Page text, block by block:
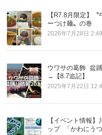
【R7.8月限定】
ーつけ麺〟の巻
2026年7月28日
ウワサの葛飾 盆
→【8.7追記】
2025年7月22日
【イベント情報
ップ 「かわにう